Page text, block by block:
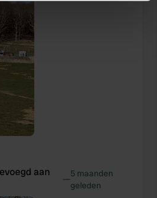
by actively scanning it for
(fingerprinting)
your personal data is processed
in the
content and ads, to
and to analyse our traffic.
about your use of our site with
and analytics partners who
aan
—5 maanden
geleden